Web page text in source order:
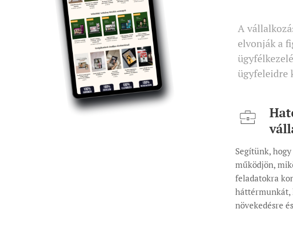
A
elvonják a
ügyfeleidre
Segítünk,
működjön,
feladatokra
háttérmunkát,
növekedésre